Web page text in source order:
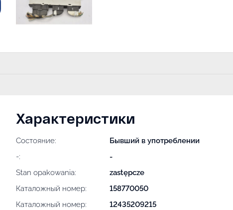
Характеристики
Состояние:
Бывший в употреблении
-:
-
Stan opakowania:
zastępcze
Каталожный номер:
158770050
Каталожный номер:
12435209215